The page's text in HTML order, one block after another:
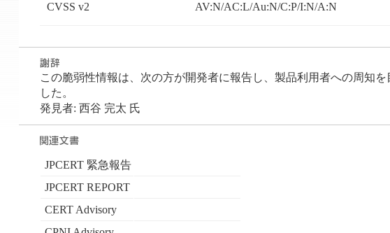
CVSS v2 AV:N/AC:L/Au:N/C:P/I:N/A:N
この脆弱性情報は、次の方が開発者に報告し、製品利用者への周知
した。
発見者: 西谷 完太 氏
JPCERT 緊急報告
JPCERT REPORT
CERT Advisory